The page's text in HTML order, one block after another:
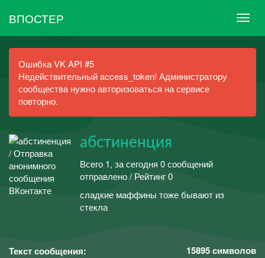
ВПОСТЕР
Ошибка VK API #5
Недействительный access_token! Администратору
сообщества нужно авторизоваться на сервисе
повторно.
абстиненция
Всего 1, за сегодня 0 сообщений
отправлено / Рейтинг 0
сладкие маффины тоже бывают из
стекла
Текст сообщения: 15895символов